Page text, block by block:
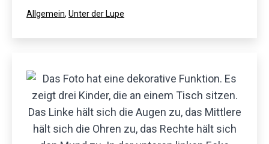
Kategorisiert
Allgemein, Unter der Lupe